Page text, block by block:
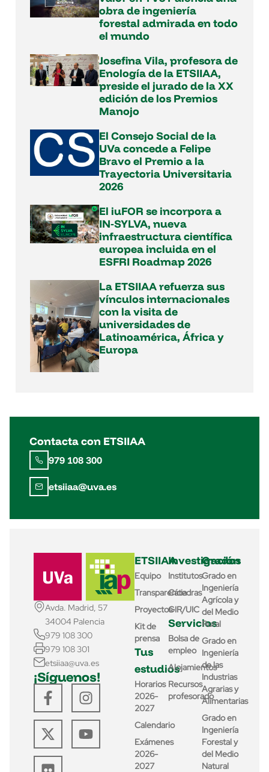
obra de ingeniería
forestal admirada en todo
el mundo
Josefina Vila, profesora de
Enología de la ETSIIAA,
preside el jurado de la XX
edición de los Premios
Manojo
El Consejo Social de la
UVa concede a Felipe
Bravo el Premio a la
Trayectoria Universitaria
2026
El iuFOR se incorpora a
IN‑SYLVA, nueva
infraestructura científica
europea incluida en el
ESFRI Roadmap 2026
La ETSIIAA refuerza sus
vínculos internacionales
con la visita de
universidades de
Latinoamérica, África y
Europa
Contacta con ETSIIAA
979 108 300
etsiiaa@uva.es
Avda. Madrid, 57
34004 Palencia
979 108 300
979 108 301
etsiiaa@uva.es
¡Síguenos!
ETSIIAA
Equipo
Transparencia
Proyectos
Kit de
prensa
Tus
estudios
Horarios
2026-
2027
Calendario
Exámenes
2026-
2027
Investigación
Institutos
Cátedras
GIR/UIC
Servicios
Bolsa de
empleo
Alojamientos
Recursos
profesorado
Grados
Grado en
Ingeniería
Agrícola y
del Medio
Rural
Grado en
Ingeniería
de las
Industrias
Agrarias y
Alimentarias
Grado en
Ingeniería
Forestal y
del Medio
Natural